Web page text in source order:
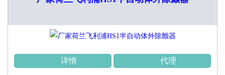
详情 代理